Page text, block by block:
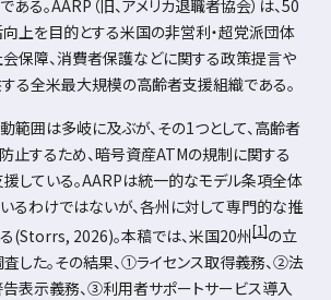
ある。AARP （旧、アメリカ退職者協会）は、50
上を目的とする米国の非営利・超党派団体
会保障、消費者保護などに関する政策提言や
る全米最大規模の高齢者支援組織である。
範囲は多岐に及ぶが、その1つとして、高齢者
止するため、暗号資産ATMの規制に関する
している。AARPは統一的なモデル条項全体
るわけではないが、各州に対して専門的な推
(Storrs, 2026)。本稿では、米国20州[1]の立
した。その結果、①ライセンス取得義務、②法
表示義務、③利用者サポートサービス導入